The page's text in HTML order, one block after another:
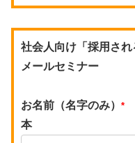
社会人向け「採用さ
メールセミナー
お名前（名字のみ） *
本